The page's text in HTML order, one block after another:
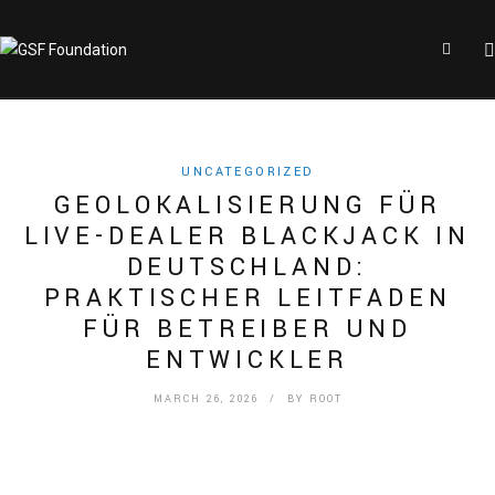
UNCATEGORIZED
GEOLOKALISIERUNG FÜR
LIVE-DEALER BLACKJACK IN
DEUTSCHLAND:
PRAKTISCHER LEITFADEN
FÜR BETREIBER UND
ENTWICKLER
MARCH 26, 2026 / BY ROOT